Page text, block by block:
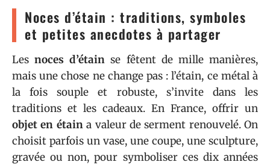
Noces d’étain : traditions, symboles
et petites anecdotes à partager
Lesnoces d’étain se fêtent de mille manières,
mais une chose ne change pas : l’étain, ce métal à
la fois souple et robuste, s’invite dans les
traditions et les cadeaux. En France, offrir un
objet en étaina valeur de serment renouvelé. On
choisit parfois un vase, une coupe, une sculpture,
gravée ou non, pour symboliser ces dix années